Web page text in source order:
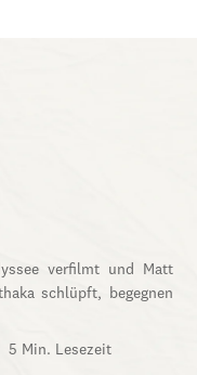
verfilmt und Matt
schlüpft, begegnen
5 Min. Lesezeit